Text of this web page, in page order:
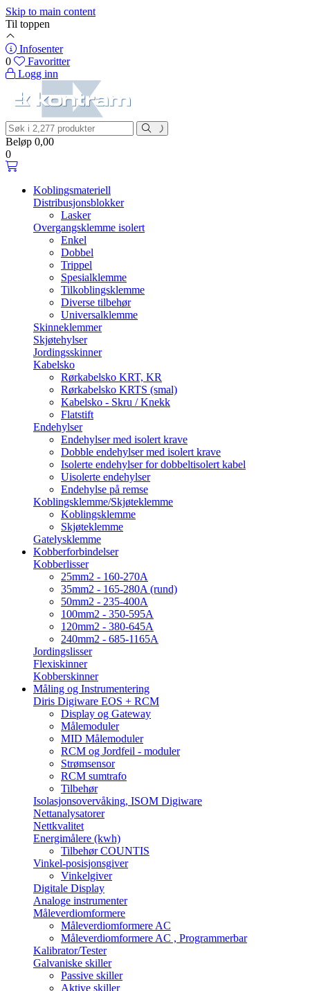
Skip to main content
Til toppen
Infosenter
0
Favoritter
Logg inn
Beløp 0,00
0
Koblingsmateriell
Distribusjonsblokker
Lasker
Overgangsklemme isolert
Enkel
Dobbel
Trippel
Spesialklemme
Tilkoblingsklemme
Diverse tilbehør
Universalklemme
Skinneklemmer
Skjøtehylser
Jordingsskinner
Kabelsko
Rørkabelsko KRT, KR
Rørkabelsko KRTS (smal)
Kabelsko - Skru / Knekk
Flatstift
Endehylser
Endehylser med isolert krave
Dobble endehylser med isolert krave
Isolerte endehylser for dobbeltisolert kabel
Uisolerte endehylser
Endehylse på remse
Koblingsklemme/Skjøteklemme
Koblingsklemme
Skjøteklemme
Gatelysklemme
Kobberforbindelser
Kobberlisser
25mm2 - 160-270A
35mm2 - 165-280A (rund)
50mm2 - 235-400A
100mm2 - 350-595A
120mm2 - 380-645A
240mm2 - 685-1165A
Jordingslisser
Flexiskinner
Kobberskinner
Måling og Instrumentering
Diris Digiware EOS + RCM
Display og Gateway
Målemoduler
MID Målemoduler
RCM og Jordfeil - moduler
Strømsensor
RCM sumtrafo
Tilbehør
Isolasjonsovervåking, ISOM Digiware
Nettanalysatorer
Nettkvalitet
Energimålere (kwh)
Tilbehør COUNTIS
Vinkel-posisjonsgiver
Vinkelgiver
Digitale Display
Analoge instrumenter
Måleverdiomformere
Måleverdiomformere AC
Måleverdiomformere AC , Programmerbar
Kalibrator/Tester
Galvaniske skiller
Passive skiller
Aktive skiller